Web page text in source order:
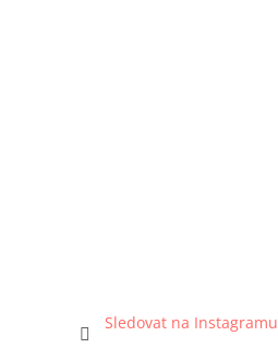
Sledovat na Instagramu